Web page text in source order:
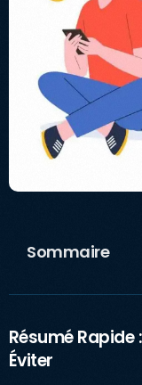
Sommaire
Résumé Rapide
Éviter